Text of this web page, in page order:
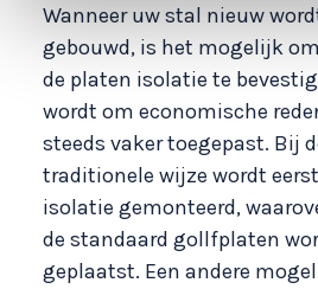
Wanneer uw stal nieuw
gebouwd, is het mogelijk
de platen isolatie te
wordt om economische
steeds vaker toegepast. Bij
traditionele wijze wordt
isolatie gemonteerd,
de standaard gollfplaten
geplaatst. Een andere